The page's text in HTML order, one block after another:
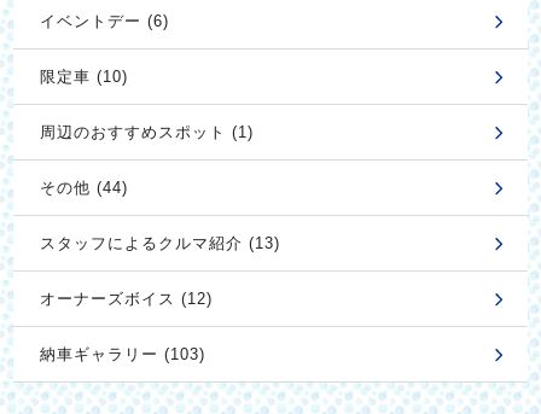
イベントデー (6)
限定車 (10)
周辺のおすすめスポット (1)
その他 (44)
スタッフによるクルマ紹介 (13)
オーナーズボイス (12)
納車ギャラリー (103)